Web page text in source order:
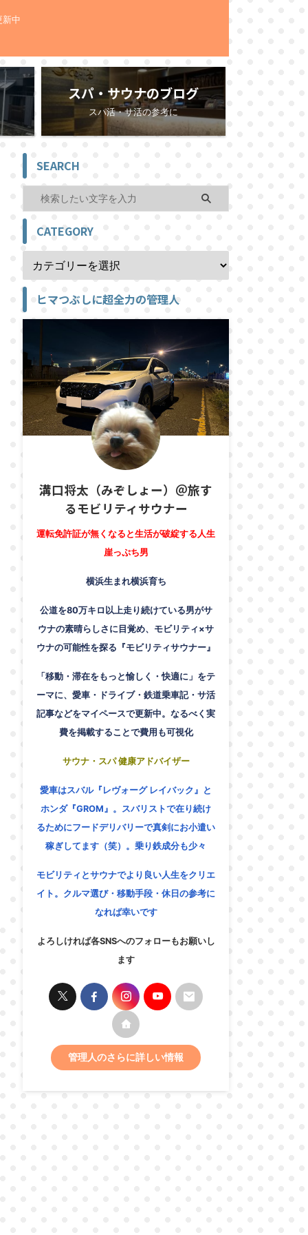
新中
スパ・サウナのブログ
スパ活・サ活の参考に
SEARCH
CATEGORY
ヒマつぶしに超全力の管理人
溝口将太（みぞしょー）＠旅す
るモビリティサウナー
運転免許証が無くなると生活が破綻する人生
崖っぷち男
横浜生まれ横浜育ち
公道を80万キロ以上走り続けている男がサ
ウナの素晴らしさに目覚め、モビリティ×サ
ウナの可能性を探る『モビリティサウナー』
「移動・滞在をもっと愉しく・快適に」をテ
ーマに、愛車・ドライブ・鉄道乗車記・サ活
記事などをマイペースで更新中。なるべく実
費を掲載することで費用も可視化
サウナ・スパ 健康アドバイザー
愛車はスバル『レヴォーグ レイバック』と
ホンダ『GROM』。スバリストで在り続け
るためにフードデリバリーで真剣にお小遣い
稼ぎしてます（笑）。乗り鉄成分も少々
モビリティとサウナでより良い人生をクリエ
イト。クルマ選び・移動手段・休日の参考に
なれば幸いです
よろしければ各SNSへのフォローもお願いし
ます
管理人のさらに詳しい情報